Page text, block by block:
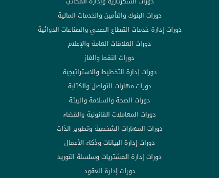
دورات البنوك والتأمين والخدمات المالية
دورات إدارة خدمات القطاع الصحي والصناعات الدوائية
دورات العلاقات العامة والإعلام
دورات النفط والغاز
دورات إدارة التخطيط والاستراتيجية
دورات مهارات التواصل والكتابة
دورات الصحة والسلامة والبيئة
دورات المعاملات القانونية والقضاء
دورات المهارات الشخصية وتطوير الذات
دورات إدارة البيانات وذكاء الأعمال
دورات إدارة المشتريات وسلسلة التوريد
دورات إدارة العقود